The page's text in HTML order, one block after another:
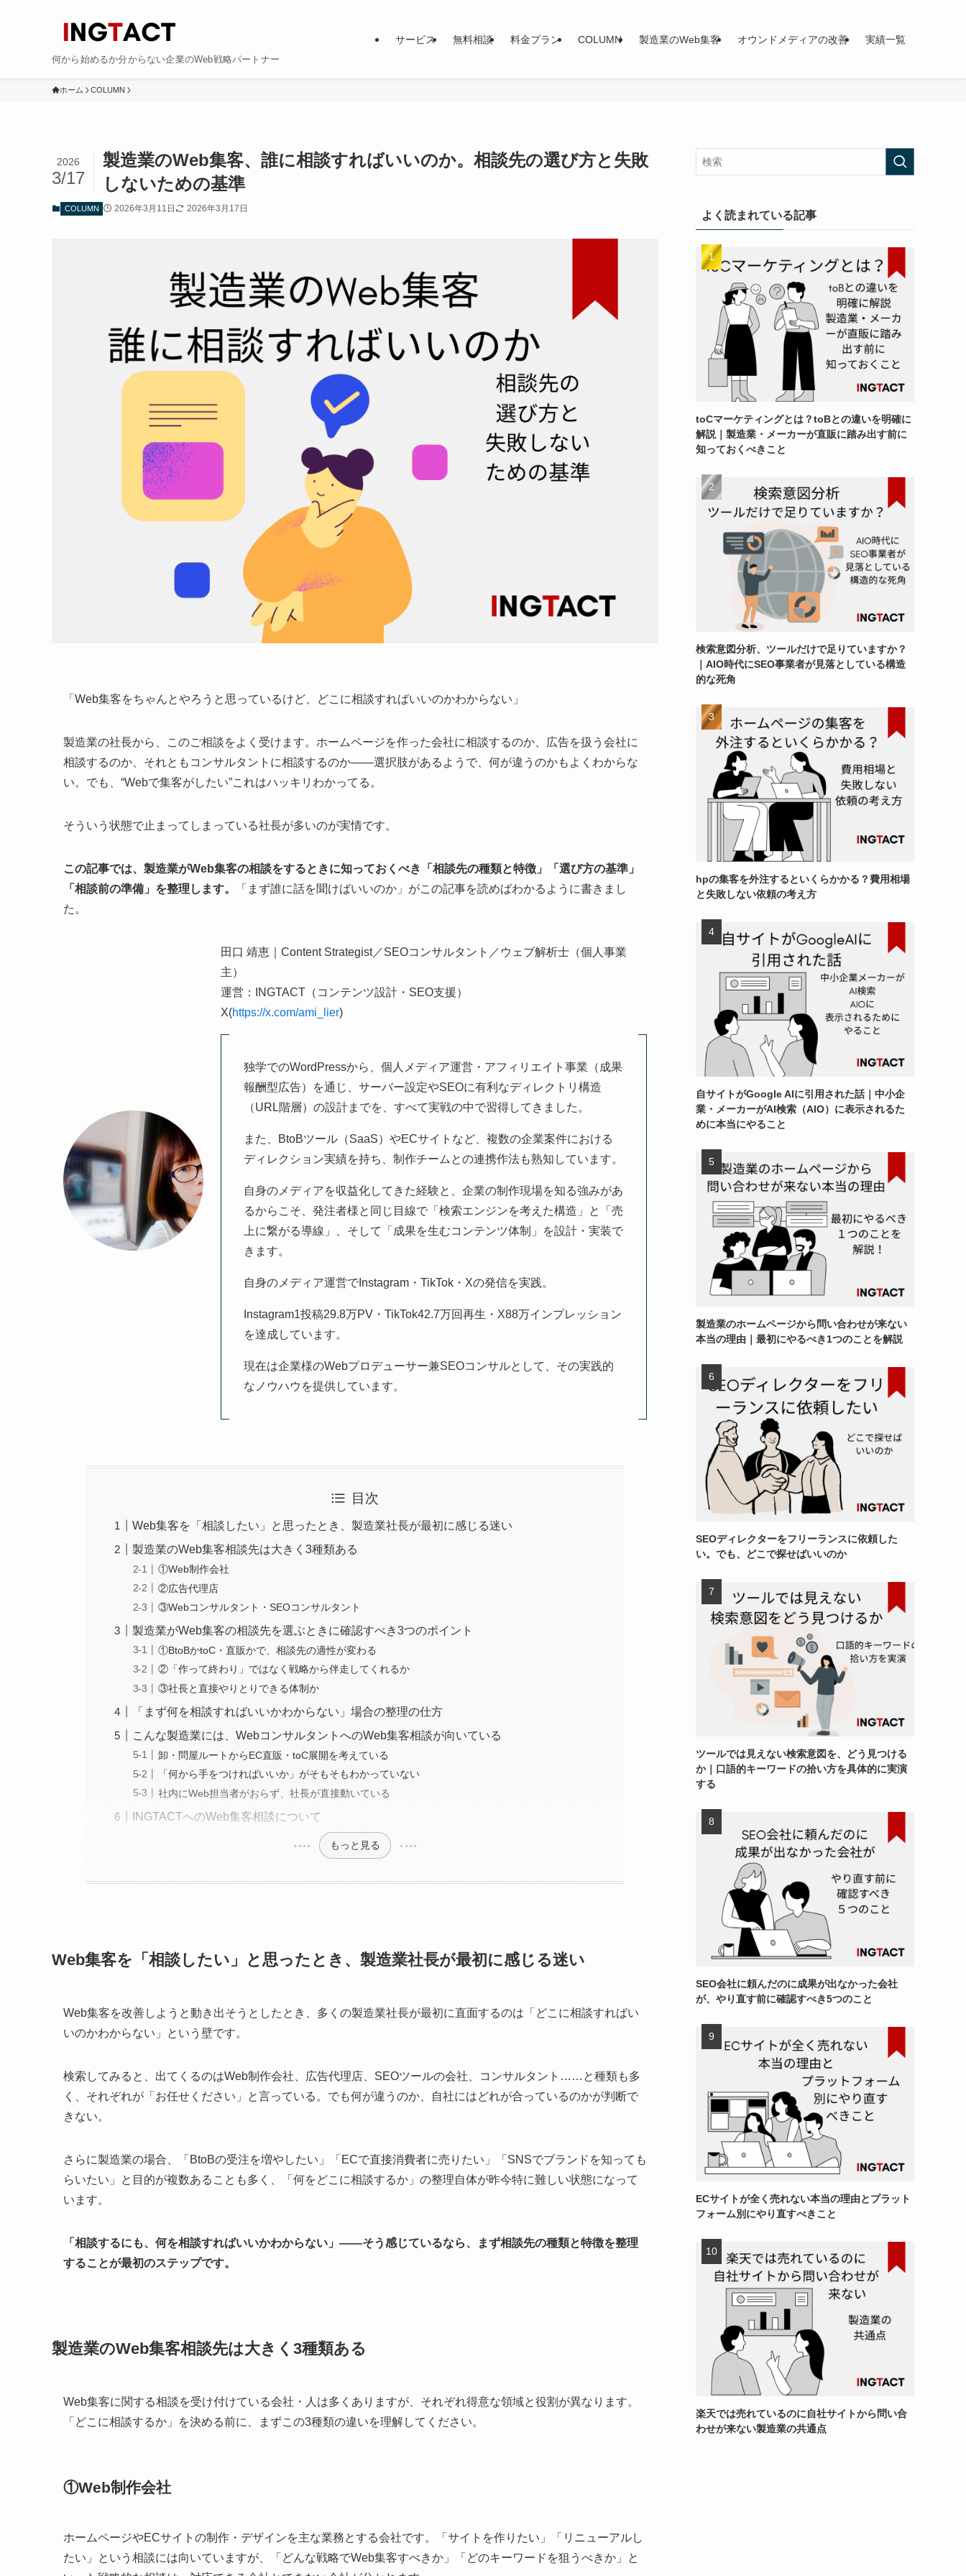
何から始めるか分からない企業のWeb戦略パートナー
サービス 無料相談 料金プラン COLUMN 製造業のWeb集客 オウンドメディアの改善 実績一覧
ホーム COLUMN
製造業のWeb集客、誰に相談すればいいのか。相談先の選び方と失敗
しないための基準
2026
3/17
COLUMN 2026年3月11日 2026年3月17日
「Web集客をちゃんとやろうと思っているけど、どこに相談すればいいのかわからない」
製造業の社長から、このご相談をよく受けます。ホームページを作った会社に相談するのか、広告を扱う会社に
相談するのか、それともコンサルタントに相談するのか——選択肢があるようで、何が違うのかもよくわからな
い。でも、“Webで集客がしたい”これはハッキリわかってる。
そういう状態で止まってしまっている社長が多いのが実情です。
この記事では、製造業がWeb集客の相談をするときに知っておくべき「相談先の種類と特徴」「選び方の基準」
「相談前の準備」を整理します。
「まず誰に話を聞けばいいのか」がこの記事を読めばわかるように書きまし
た。
田口 靖恵｜Content Strategist／SEOコンサルタント／ウェブ解析士（個人事業
主）
運営：INGTACT（コンテンツ設計・SEO支援）
X(https://x.com/ami_lier)
独学でのWordPressから、個人メディア運営・アフィリエイト事業（成果
報酬型広告）を通じ、サーバー設定やSEOに有利なディレクトリ構造
（URL階層）の設計までを、すべて実戦の中で習得してきました。
また、BtoBツール（SaaS）やECサイトなど、複数の企業案件における
ディレクション実績を持ち、制作チームとの連携作法も熟知しています。
自身のメディアを収益化してきた経験と、企業の制作現場を知る強みがあ
るからこそ、発注者様と同じ目線で「検索エンジンを考えた構造」と「売
上に繋がる導線」、そして「成果を生むコンテンツ体制」を設計・実装で
きます。
自身のメディア運営でInstagram・TikTok・Xの発信を実践。
Instagram1投稿29.8万PV・TikTok42.7万回再生・X88万インプレッション
を達成しています。
現在は企業様のWebプロデューサー兼SEOコンサルとして、その実践的
なノウハウを提供しています。
目次
Web集客を「相談したい」と思ったとき、製造業社長が最初に感じる迷い
製造業のWeb集客相談先は大きく3種類ある
①Web制作会社
②広告代理店
③Webコンサルタント・SEOコンサルタント
製造業がWeb集客の相談先を選ぶときに確認すべき3つのポイント
①BtoBかtoC・直販かで、相談先の適性が変わる
②「作って終わり」ではなく戦略から伴走してくれるか
③社長と直接やりとりできる体制か
「まず何を相談すればいいかわからない」場合の整理の仕方
こんな製造業には、WebコンサルタントへのWeb集客相談が向いている
卸・問屋ルートからEC直販・toC展開を考えている
「何から手をつければいいか」がそもそもわかっていない
社内にWeb担当者がおらず、社長が直接動いている
INGTACTへのWeb集客相談について
もっと見る
Web集客を「相談したい」と思ったとき、製造業社長が最初に感じる迷い
Web集客を改善しようと動き出そうとしたとき、多くの製造業社長が最初に直面するのは「どこに相談すればい
いのかわからない」という壁です。
検索してみると、出てくるのはWeb制作会社、広告代理店、SEOツールの会社、コンサルタント……と種類も多
く、それぞれが「お任せください」と言っている。でも何が違うのか、自社にはどれが合っているのかが判断で
きない。
さらに製造業の場合、「BtoBの受注を増やしたい」「ECで直接消費者に売りたい」「SNSでブランドを知っても
らいたい」と目的が複数あることも多く、「何をどこに相談するか」の整理自体が昨今特に難しい状態になって
います。
「相談するにも、何を相談すればいいかわからない」——そう感じているなら、まず相談先の種類と特徴を整理
することが最初のステップです。
製造業のWeb集客相談先は大きく3種類ある
Web集客に関する相談を受け付けている会社・人は多くありますが、それぞれ得意な領域と役割が異なります。
「どこに相談するか」を決める前に、まずこの3種類の違いを理解してください。
①Web制作会社
ホームページやECサイトの制作・デザインを主な業務とする会社です。「サイトを作りたい」「リニューアルし
たい」という相談には向いていますが、「どんな戦略でWeb集客すべきか」「どのキーワードを狙うべきか」と
よく読まれている記事
toCマーケティングとは？toBとの違いを明確に
解説｜製造業・メーカーが直販に踏み出す前に
知っておくべきこと
検索意図分析、ツールだけで足りていますか？
｜AIO時代にSEO事業者が見落としている構造
的な死角
hpの集客を外注するといくらかかる？費用相場
と失敗しない依頼の考え方
自サイトがGoogle AIに引用された話｜中小企
業・メーカーがAI検索（AIO）に表示されるた
めに本当にやること
製造業のホームページから問い合わせが来ない
本当の理由｜最初にやるべき1つのことを解説
SEOディレクターをフリーランスに依頼した
い。でも、どこで探せばいいのか
ツールでは見えない検索意図を、どう見つける
か｜口語的キーワードの拾い方を具体的に実演
する
SEO会社に頼んだのに成果が出なかった会社
が、やり直す前に確認すべき5つのこと
ECサイトが全く売れない本当の理由とプラット
フォーム別にやり直すべきこと
楽天では売れているのに自社サイトから問い合
わせが来ない製造業の共通点